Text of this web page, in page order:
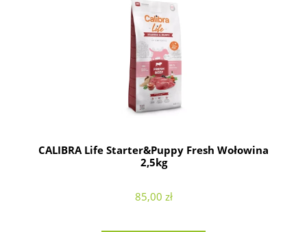
CALIBRA Life Starter&Puppy Fresh Wołowina
2,5kg
85,00 zł